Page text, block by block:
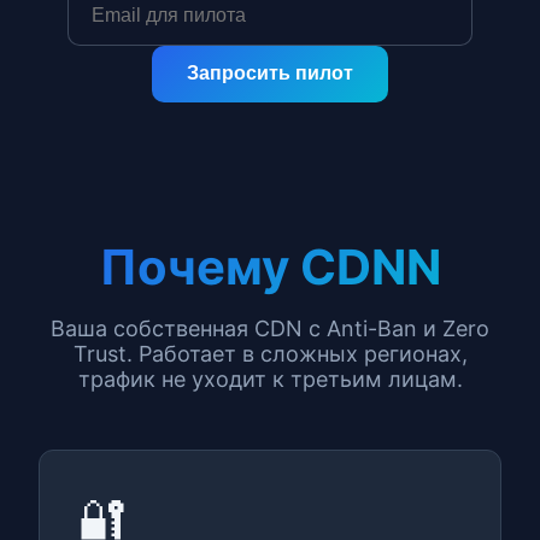
Запросить пилот
Почему CDNN
Ваша собственная CDN с Anti-Ban и Zero
Trust. Работает в сложных регионах,
трафик не уходит к третьим лицам.
🔐